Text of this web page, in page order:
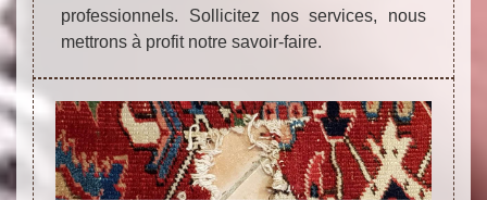
professionnels. Sollicitez nos services, nous
mettrons à profit notre savoir-faire.